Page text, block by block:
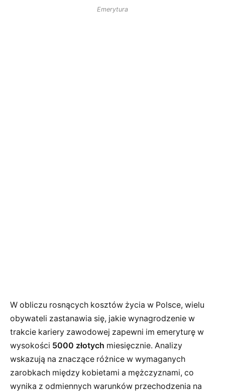
Emerytura
W obliczu rosnących kosztów życia w Polsce, wielu
obywateli zastanawia się, jakie wynagrodzenie w
trakcie kariery zawodowej zapewni im emeryturę w
wysokości 5000 złotych miesięcznie. Analizy
wskazują na znaczące różnice w wymaganych
zarobkach między kobietami a mężczyznami, co
wynika z odmiennych warunków przechodzenia na